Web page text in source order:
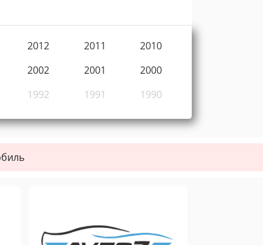
2012 2011
2010
2002 2001
2000
1992 1991 1990